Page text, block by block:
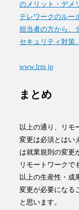
のメリット・デメ
テレワークのルー
担当者の方から、
セキュリティ対策...
www.lrm.jp
まとめ
以上の通り、リモ
変更は必須とはい
は就業規則の変更
リモートワークで
以上の生産性・成
変更が必要になる
と思います。